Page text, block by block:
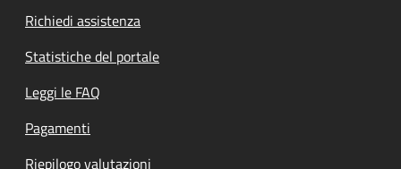
Richiedi assistenza
Statistiche del portale
Leggi le FAQ
Pagamenti
Riepilogo valutazioni